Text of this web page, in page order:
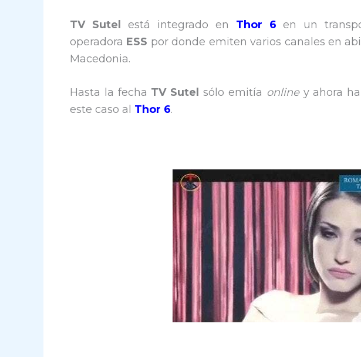
TV Sutel está integrado en Thor 6 en un
operadora ESS por donde emiten varios canales en
Macedonia.
Hasta la fecha TV Sutelsólo emitía onliney ahora
este caso al Thor 6.